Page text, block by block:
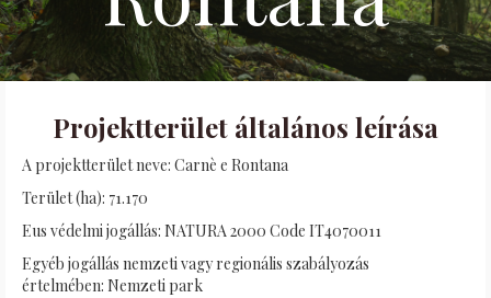
Projektterület általános leírása
A projektterület neve: Carnè e Rontana
Terület (ha): 71.170
Eus védelmi jogállás: NATURA 2000 Code IT4070011
Egyéb jogállás nemzeti vagy regionális szabályozás
értelmében: Nemzeti park